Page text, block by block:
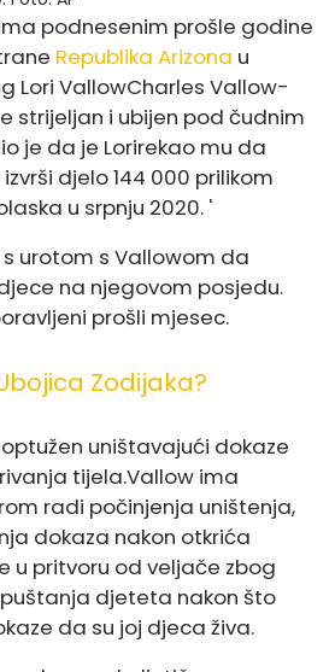
podnesenim prošle godine
Republika Arizona u
Lori VallowCharles Vallow-
strijeljan i ubijen pod čudnim
je da je Lorirekao mu da
djelo 144 000 prilikom
u srpnju 2020. '
s urotom s Vallowom da
na njegovom posjedu.
prošli mjesec.
Zodijaka?
uništavajući dokaze
tijela.Vallow ima
radi počinjenja uništenja,
dokaza nakon otkrića
u pritvoru od veljače zbog
djeteta nakon što
da su joj djeca živa.